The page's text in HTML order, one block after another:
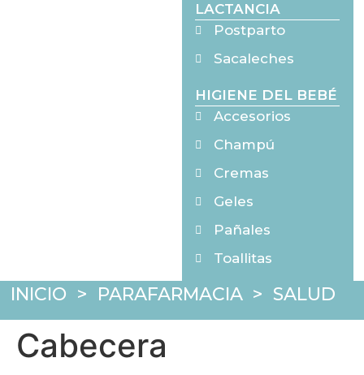
LACTANCIA
Postparto
Sacaleches
HIGIENE DEL BEBÉ
Accesorios
Champú
Cremas
Geles
Pañales
Toallitas
INICIO > PARAFARMACIA> SALUD
Cabecera